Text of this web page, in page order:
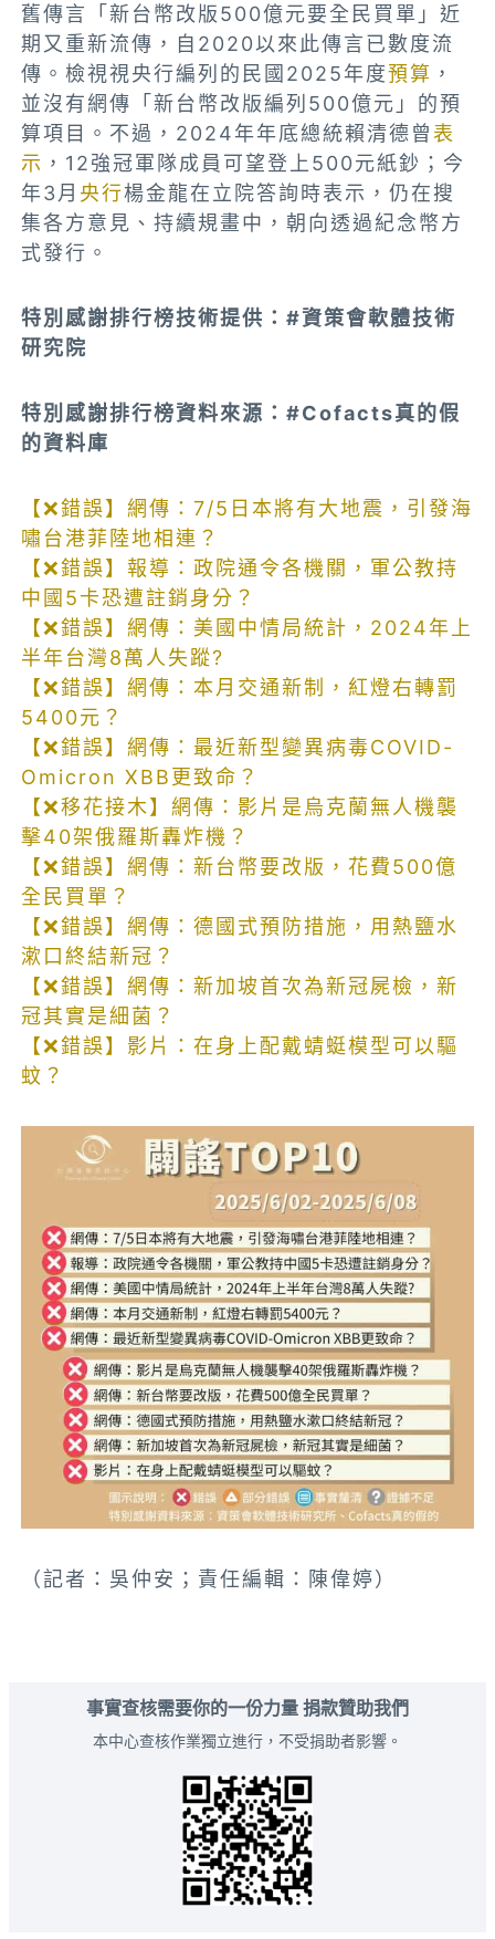
舊傳言「新台幣改版500億元要全民買單」近
期又重新流傳，自2020以來此傳言已數度流
傳。檢視視央行編列的民國2025年度預算 ，
並沒有網傳「新台幣改版編列500億元」的預
算項目。不過，2024年年底總統賴清德曾 表
示 ，12強冠軍隊成員可望登上500元紙鈔；今
年3月 央行楊金龍在立院答詢時表示，仍在搜
集各方意見、持續規畫中，朝向透過紀念幣方
式發行。
特別感謝排行榜技術提供：#資策會軟體技術
研究院
特別感謝排行榜資料來源：#Cofacts真的假
的資料庫
【❌錯誤】網傳：7/5日本將有大地震，引發海
嘯台港菲陸地相連？
【❌錯誤】報導：政院通令各機關，軍公教持
中國5卡恐遭註銷身分？
【❌錯誤】網傳：美國中情局統計，2024年上
半年台灣8萬人失蹤?
【❌錯誤】網傳：本月交通新制，紅燈右轉罰
5400元？
【❌錯誤】網傳：最近新型變異病毒COVID-
Omicron XBB更致命？
【❌移花接木】網傳：影片是烏克蘭無人機襲
擊40架俄羅斯轟炸機？
【❌錯誤】網傳：新台幣要改版，花費500億
全民買單？
【❌錯誤】網傳：德國式預防措施，用熱鹽水
漱口終結新冠？
【❌錯誤】網傳：新加坡首次為新冠屍檢，新
冠其實是細菌？
【❌錯誤】影片：在身上配戴蜻蜓模型可以驅
蚊？
（記者：吳仲安；責任編輯：陳偉婷）
事實查核需要你的一份力量 捐款贊助我們
本中心查核作業獨立進行，不受捐助者影響。